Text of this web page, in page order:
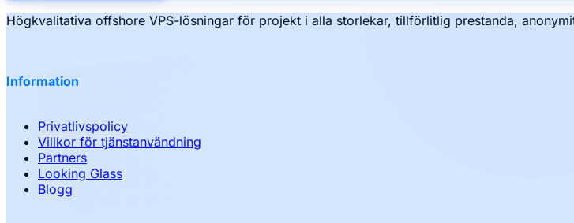
Högkvalitativa offshore VPS-lösningar för projekt i alla storlekar, tillförlitlig prestanda,
Information
Privatlivspolicy
Villkor för tjänstanvändning
Partners
Looking Glass
Blogg